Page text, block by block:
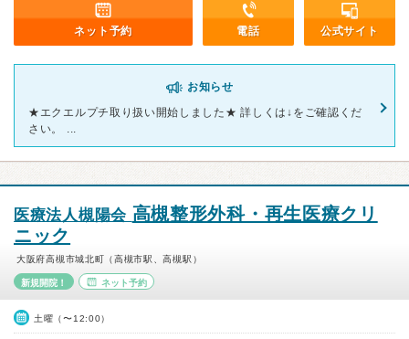
ネット予約 電話 公式サイト
お知らせ
★エクエルプチ取り扱い開始しました★ 詳しくは↓をご確認くだ
さい。 ...
医療法人槻陽会 高槻整形外科・再生医療クリ
ニック
大阪府高槻市城北町（高槻市駅、高槻駅）
新規開院！ ネット予約
土曜（〜12:00）